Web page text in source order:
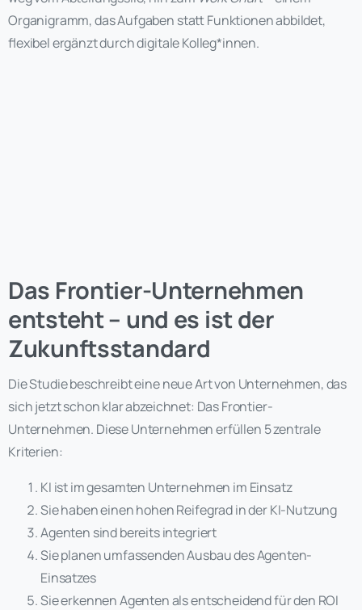
Organigramm, das Aufgaben statt Funktionen abbildet,
flexibel ergänzt durch digitale Kolleg*innen.
Das Frontier-Unternehmen
entsteht – und es ist der
Zukunftsstandard
Die Studie beschreibt eine neue Art von Unternehmen, das
sich jetzt schon klar abzeichnet: Das Frontier-
Unternehmen. Diese Unternehmen erfüllen 5 zentrale
Kriterien:
KI ist im gesamten Unternehmen im Einsatz
Sie haben einen hohen Reifegrad in der KI-Nutzung
Agenten sind bereits integriert
Sie planen umfassenden Ausbau des Agenten-
Einsatzes
Sie erkennen Agenten als entscheidend für den ROI